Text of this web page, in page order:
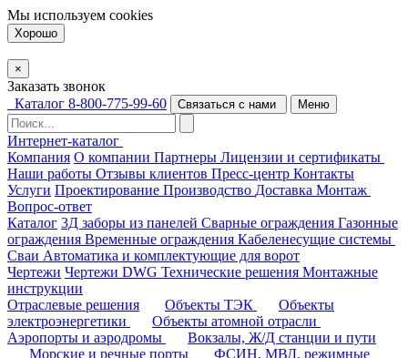
Мы используем cookies
Хорошо
×
Заказать звонок
Каталог 8-800-775-99-60 Связаться с нами Меню
Интернет-каталог
Компания О компании Партнеры Лицензии и сертификаты
Наши работы Отзывы клиентов Пресс-центр Контакты
Услуги Проектирование Производство Доставка Монтаж
Вопрос-ответ
Каталог 3Д заборы из панелей Сварные ограждения Газонные
ограждения Временные ограждения Кабеленесущие системы
Cваи Автоматика и комплектующие для ворот
Чертежи Чертежи DWG Технические решения Монтажные
инструкции
Отраслевые решения
Объекты ТЭК
Объекты
электроэнергетики
Объекты атомной отрасли
Аэропорты и аэродромы
Вокзалы, Ж/Д станции и пути
Морские и речные порты
ФСИН, МВД, режимные